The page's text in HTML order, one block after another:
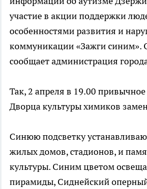
участие в акции поддержки
особенностями развития и
коммуникации «Зажги синим».
сообщает администрация
Так, 2 апреля в 19.00
Дворца культуры химиков
Синюю подсветку
жилых домов, стадионов, и
культуры. Синим цветом
пирамиды, Сиднейский